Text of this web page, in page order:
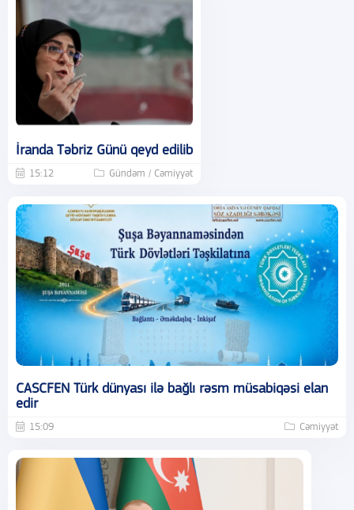
İranda Təbriz Günü qeyd edilib
15:12 Gündəm / Cəmiyyət
CASCFEN Türk dünyası ilə bağlı rəsm müsabiqəsi elan
edir
15:09 Cəmiyyət